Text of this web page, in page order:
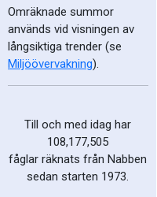
Omräknade summor
används vid visningen av
långsiktiga trender (se
Miljöövervakning).
Till och med idag har
108,177,505
fåglar räknats från Nabben
sedan starten 1973.